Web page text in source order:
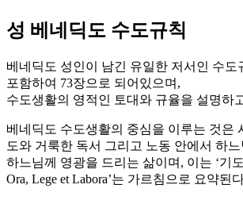
성 베네딕도 수도규칙
베네딕도 성인이 남긴 유일한 저서인 수도
포함하여 73장으로 되어있으며,
수도생활의 영적인 토대와 규율을 설명하
베네딕도 수도생활의 중심을 이루는 것은
도와 거룩한 독서 그리고 노동 안에서 하
하느님께 영광을 드리는 삶이며, 이는 ‘기
Ora, Lege et Labora’는 가르침으로 요약된